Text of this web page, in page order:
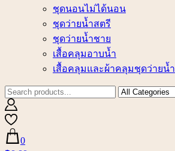
ชุดนอนไม่ได้นอน
ชุดว่ายน้ำสตรี
ชุดว่ายน้ำชาย
เสื้อคลุมอาบน้ำ
เสื้อคลุมและผ้าคลุมชุดว่ายน้ำ
0